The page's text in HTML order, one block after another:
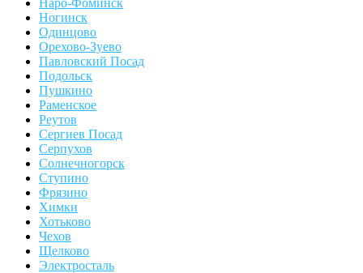
Ногинск
Одинцово
Орехово-Зуево
Павловский Посад
Подольск
Пушкино
Раменское
Реутов
Сергиев Посад
Серпухов
Солнечногорск
Ступино
Фрязино
Химки
Хотьково
Чехов
Щелково
Электросталь